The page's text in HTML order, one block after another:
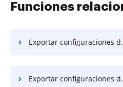
Funciones
Exportar configuraciones de campo PDF en Vivo
Exportar configuraciones de campo PDF en Android